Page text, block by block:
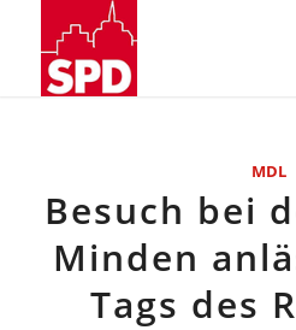
MDL
Besuch bei
Minden
Tags des